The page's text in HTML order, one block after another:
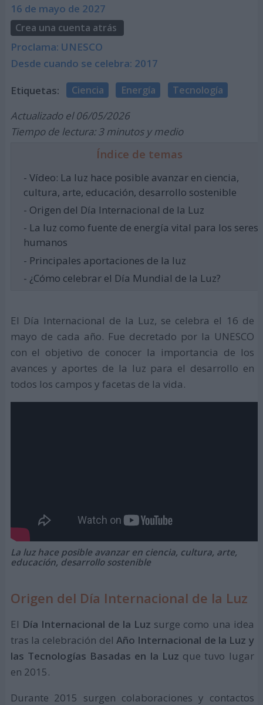
16 de mayo de 2027
Crea una cuenta atrás
Proclama: UNESCO
Desde cuando se celebra: 2017
Etiquetas: Ciencia Energía Tecnología
Actualizado el 06/05/2026
Tiempo de lectura: 3 minutos y medio
Índice de temas
- Vídeo: La luz hace posible avanzar en ciencia,
cultura, arte, educación, desarrollo sostenible
- Origen del Día Internacional de la Luz
- La luz como fuente de energía vital para los seres
humanos
- Principales aportaciones de la luz
- ¿Cómo celebrar el Día Mundial de la Luz?
El Día Internacional de la Luz, se celebra el 16 de
mayo de cada año. Fue decretado por la UNESCO
con el objetivo de conocer la importancia de los
avances y aportes de la luz para el desarrollo en
todos los campos y facetas de la vida.
La luz hace posible avanzar en ciencia, cultura, arte,
educación, desarrollo sostenible
Origen del Día Internacional de la Luz
El Día Internacional de la Luz surge como una idea
tras la celebración del Año Internacional de la Luz y
las Tecnologías Basadas en la Luz que tuvo lugar
en 2015.
Durante 2015 surgen colaboraciones y contactos